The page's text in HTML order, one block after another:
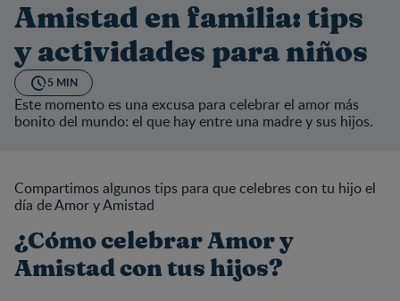
Amistad en familia: tips
y actividades para niños
5 MIN
Este momento es una excusa para celebrar el amor más
bonito del mundo: el que hay entre una madre y sus hijos.
Compartimos algunos tips para que celebres con tu hijo el
día de Amor y Amistad​
¿Cómo celebrar Amor y
Amistad con tus hijos?